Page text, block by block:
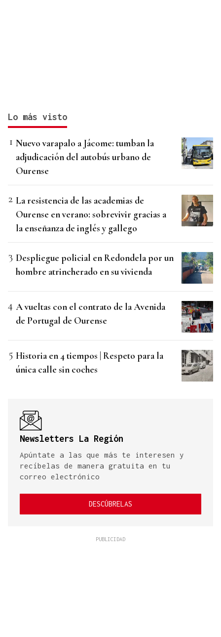
Lo más visto
Nuevo varapalo a Jácome: tumban la
adjudicación del autobús urbano de
Ourense
La resistencia de las academias de
Ourense en verano: sobrevivir gracias a
la enseñanza de inglés y gallego
Despliegue policial en Redondela por un
hombre atrincherado en su vivienda
A vueltas con el contrato de la Avenida
de Portugal de Ourense
Historia en 4 tiempos | Respeto para la
única calle sin coches
Newsletters La Región
Apúntate a las que más te interesen y
recíbelas de manera gratuita en tu
correo electrónico
DESCÚBRELAS